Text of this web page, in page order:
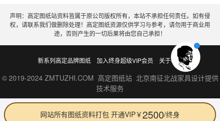
声明：高定图纸站资料皆属于原公司版权所有，本站不承担任何责任。如有侵
权，请联系我们做删除处理！高定图纸资源仅供学习与参考，请勿用于商业用
途，否则产生的一切后果将由您自己承担！
新系列高定品牌图纸 加入终身超级VIP会员 关于老李
© 2019-2024 ZMTUZHI.COM 高定图纸站 北京南征北战家具设计提供
技术服务
网站所有图纸资料打包 开通VIP￥2500/终身